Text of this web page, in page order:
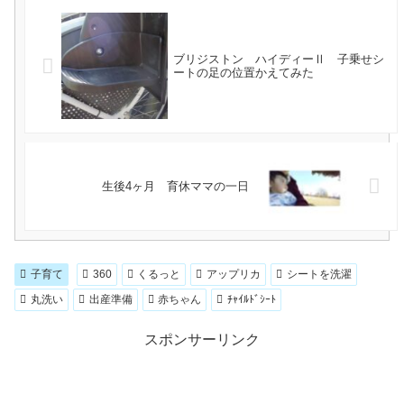
ブリジストン ハイディーⅡ 子乗せシ
ートの足の位置かえてみた
生後4ヶ月 育休ママの一日
子育て 360 くるっと アップリカ
シートを洗濯
丸洗い
出産準備 赤ちゃん ﾁｬｲﾙﾄﾞｼｰﾄ
スポンサーリンク